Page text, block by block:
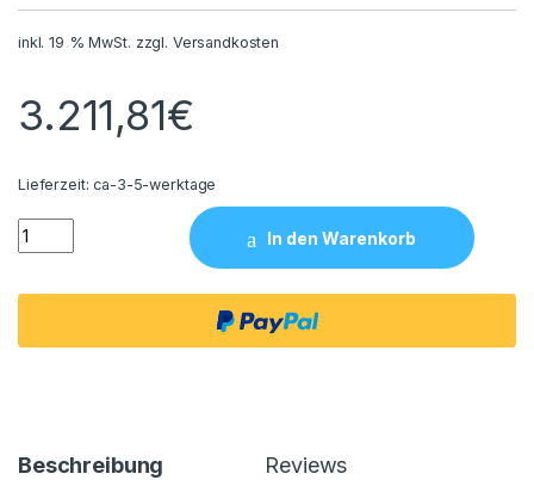
inkl. 19 % MwSt. zzgl. Versandkosten
3.211,81€
Lieferzeit:ca-3-5-werktage
Fitnessgeräte Max V Pro Fahrradtrainer Laufrad
In den Warenkorb
Beschreibung Reviews